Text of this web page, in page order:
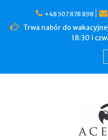
+48 507 878 898
Trwa nabór do
18:30 i